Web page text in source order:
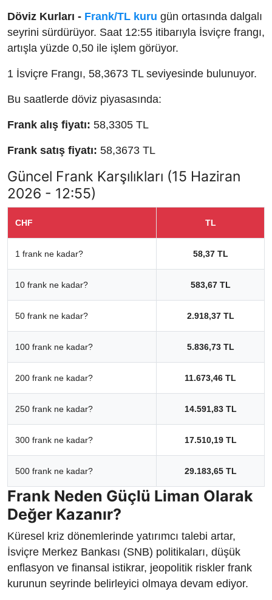
Döviz Kurları - Frank/TL kuru gün ortasında dalgalı
seyrini sürdürüyor. Saat 12:55 itibarıyla İsviçre frangı,
artışla yüzde 0,50 ile işlem görüyor.
1 İsviçre Frangı, 58,3673 TL seviyesinde bulunuyor.
Bu saatlerde döviz piyasasında:
Frank alış fiyatı: 58,3305 TL
Frank satış fiyatı: 58,3673 TL
Güncel Frank Karşılıkları (15 Haziran
2026 - 12:55)
CHF TL
1 frank ne kadar? 58,37 TL
10 frank ne kadar? 583,67 TL
50 frank ne kadar? 2.918,37 TL
100 frank ne kadar? 5.836,73 TL
200 frank ne kadar? 11.673,46 TL
250 frank ne kadar? 14.591,83 TL
300 frank ne kadar? 17.510,19 TL
500 frank ne kadar? 29.183,65 TL
Frank Neden Güçlü Liman Olarak
Değer Kazanır?
Küresel kriz dönemlerinde yatırımcı talebi artar,
İsviçre Merkez Bankası (SNB) politikaları, düşük
enflasyon ve finansal istikrar, jeopolitik riskler frank
kurunun seyrinde belirleyici olmaya devam ediyor.